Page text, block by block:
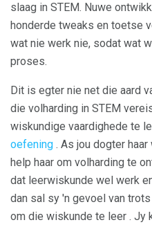
slaag in STEM. Nuwe
honderde tweaks en toetse
wat nie werk nie, sodat wat
proses.
Dit is egter nie net die aard
die volharding in STEM
wiskundige vaardighede te
oefening . As jou dogter
help haar om volharding te
dat leerwiskunde wel werk
dan sal sy 'n gevoel van
om die wiskunde te leer . Jy